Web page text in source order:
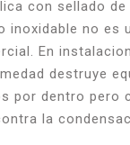
con sellado de
inoxidable no es
En
destruye
por dentro pero
la